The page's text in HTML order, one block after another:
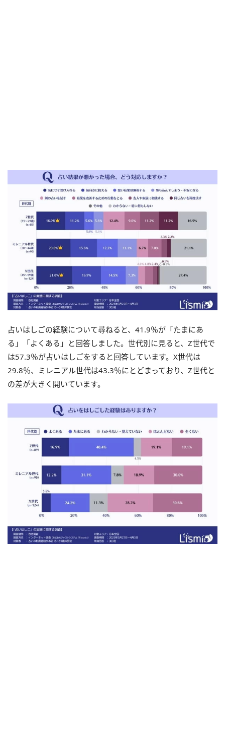
占いはしごの経験について尋ねると、41.9％が「たまにあ
る」「よくある」と回答しました。世代別に見ると、Z世代で
は57.3％が占いはしごをすると回答しています。X世代は
29.8％、ミレニアル世代は43.3％にとどまっており、Z世代と
の差が大きく開いています。